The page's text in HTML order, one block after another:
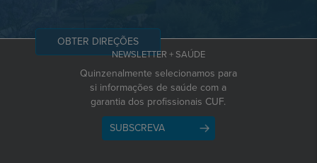
OBTER DIREÇÕES
NEWSLETTER + SAÚDE
Quinzenalmente selecionamos para
si informações de saúde com a
garantia dos profissionais CUF.
SUBSCREVA